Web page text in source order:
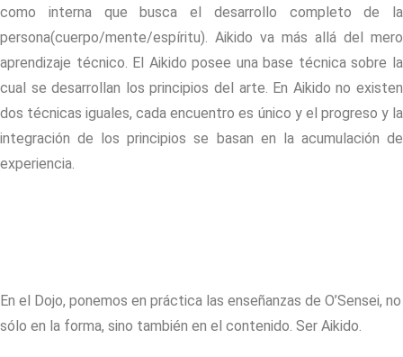
como interna que busca el desarrollo completo de la
persona(cuerpo/mente/espíritu). Aikido va más allá del mero
aprendizaje técnico. El Aikido posee una base técnica sobre la
cual se desarrollan los principios del arte. En Aikido no existen
dos técnicas iguales, cada encuentro es único y el progreso y la
integración de los principios se basan en la acumulación de
experiencia.
En el Dojo, ponemos en práctica las enseñanzas de O’Sensei, no
sólo en la forma, sino también en el contenido. Ser Aikido.